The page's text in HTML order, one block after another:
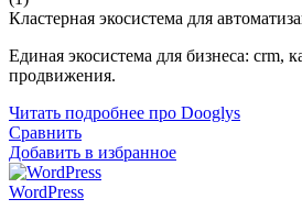
Кластерная экосистема для
Единая экосистема для бизнеса: crm,
продвижения.
Читать подробнее про Dooglys
Сравнить
Добавить в избранное
WordPress